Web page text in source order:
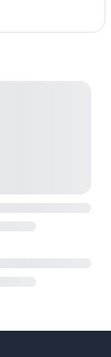
công nghiệp
khả năng ổn